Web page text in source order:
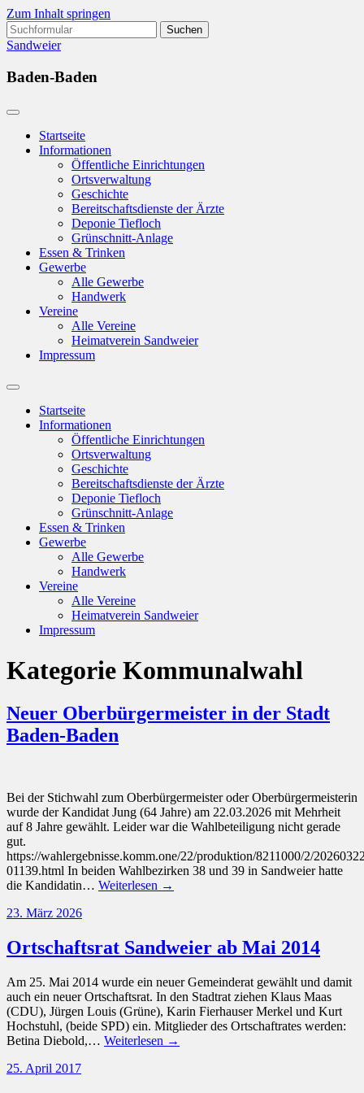
Zum Inhalt springen
Suchen
nach:
Sandweier
Baden-Baden
Startseite
Informationen
Öffentliche Einrichtungen
Ortsverwaltung
Geschichte
Bereitschaftsdienste der Ärzte
Deponie Tiefloch
Grünschnitt-Anlage
Essen & Trinken
Gewerbe
Alle Gewerbe
Handwerk
Vereine
Alle Vereine
Heimatverein Sandweier
Impressum
Suchfeld
ein-/ausblenden
Startseite
Informationen
Öffentliche Einrichtungen
Ortsverwaltung
Geschichte
Bereitschaftsdienste der Ärzte
Deponie Tiefloch
Grünschnitt-Anlage
Essen & Trinken
Gewerbe
Alle Gewerbe
Handwerk
Vereine
Alle Vereine
Heimatverein Sandweier
Impressum
Kategorie Kommunalwahl
Neuer Oberbürgermeister in der Stadt
Baden-Baden
Bei der Stichwahl zum Oberbürgermeister oder Oberbürgermeisterin
wurde der Kandidat Jung (64 Jahre) am 22.03.2026 mit Mehrheit
auf 8 Jahre gewählt. Leider war die Wahlbeteiligung nicht gerade
gut.
https://wahlergebnisse.komm.one/22/produktion/8211000/2/
01139.html In beiden Wahlbezirken 38 und 39 in Sandweier hatte
die Kandidatin… Weiterlesen →
23. März 2026
Ortschaftsrat Sandweier ab Mai 2014
Am 25. Mai 2014 wurde ein neuer Gemeinderat gewählt und damit
auch ein neuer Ortschaftsrat. In den Stadtrat ziehen Klaus Maas
(CDU), Jürgen Louis (Grüne), Karin Fierhauser Merkel und Kurt
Hochstuhl, (beide SPD) ein. Mitglieder des Ortschaftrates werden:
Betina Diebold,… Weiterlesen →
25. April 2017